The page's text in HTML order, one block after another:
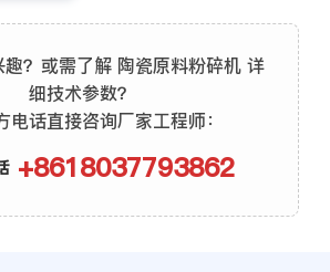
趣？或需了解 陶瓷原料粉碎机 详
细技术参数？
电话直接咨询厂家工程师：
+8618037793862